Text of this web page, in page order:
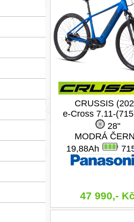
CRUSSIS
e-Cross 7.11-
28"
MODRÁ
19,88Ah
47 990,-